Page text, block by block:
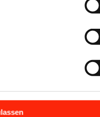
Sobald wir Ihre Nachricht
Geschäftszeiten